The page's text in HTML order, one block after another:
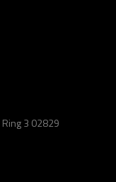
3 02829